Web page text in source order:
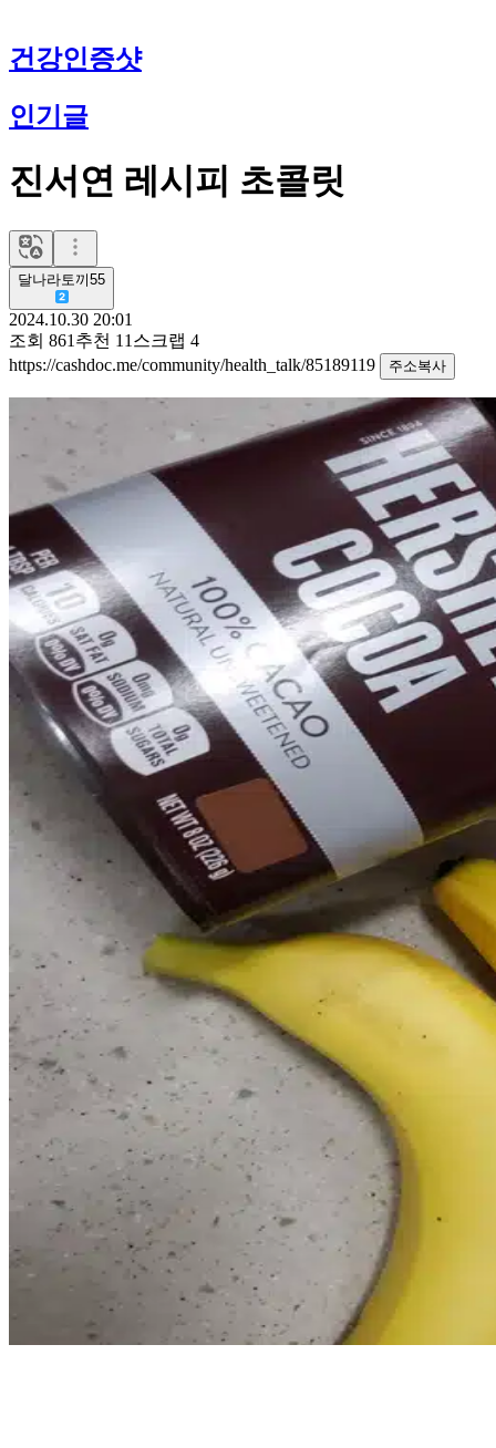
건강인증샷
인기글
진서연 레시피 초콜릿
달나라토끼55
2024.10.30 20:01
조회 861 추천 11 스크랩 4
https://cashdoc.me/community/health_talk/85189119
주소복사